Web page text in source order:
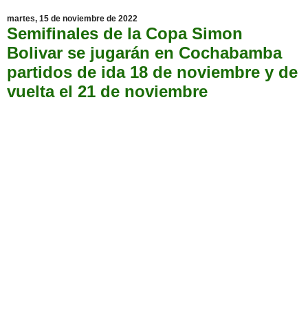
martes, 15 de noviembre de 2022
Semifinales de la Copa Simon
Bolivar se jugarán en Cochabamba
partidos de ida 18 de noviembre y de
vuelta el 21 de noviembre